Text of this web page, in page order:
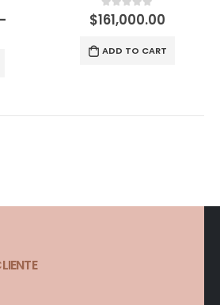
0out of 5
$161,000.00
ADD TO CART